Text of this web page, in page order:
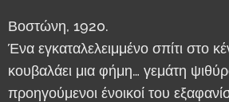
Βοστώνη, 1920.
Ένα εγκαταλελειμμένο σπίτι στο
κουβαλάει μια φήμη… γεμάτη
προηγούμενοι ένοικοί του